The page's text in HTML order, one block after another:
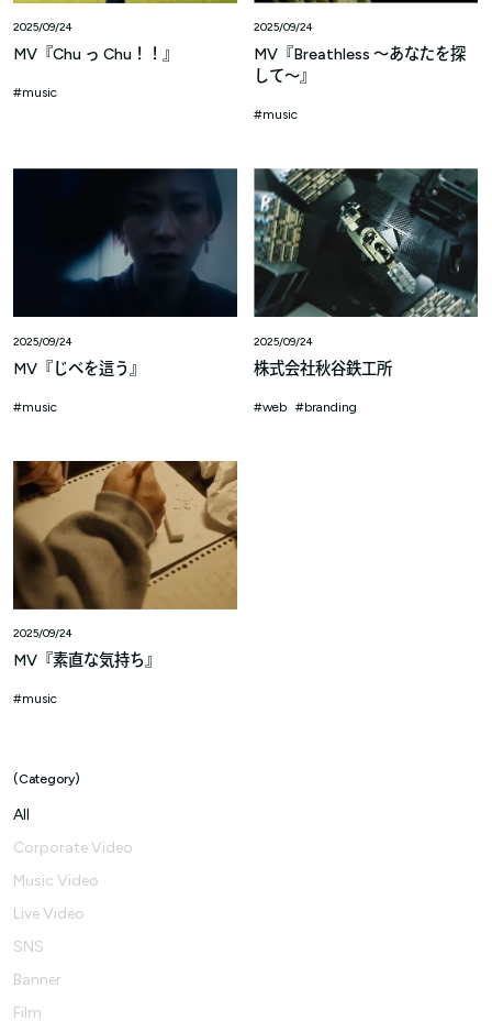
2025/09/24
MV『Chu っ Chu！！』
music
2025/09/24
MV『Breathless ～あなたを探
して～』
music
2025/09/24
MV『じべを這う』
music
2025/09/24
株式会社秋谷鉄工所
web branding
2025/09/24
MV『素直な気持ち』
music
Category
All
Corporate Video
Music Video
Live Video
SNS
Banner
Film